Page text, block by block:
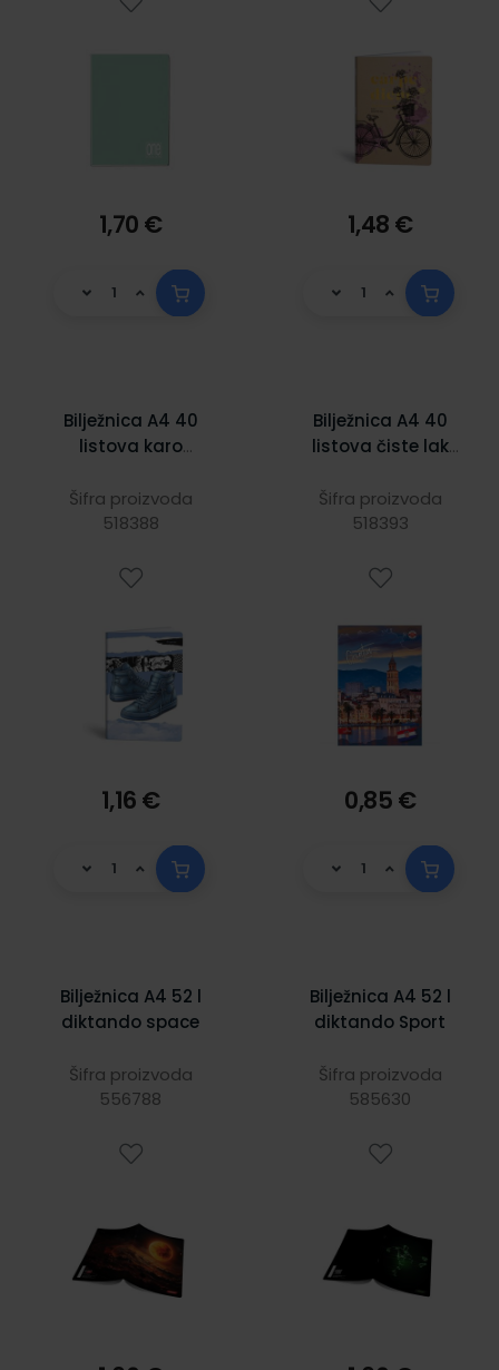
1,70 € 1,48 €
Bilježnica A4 40
listova karo
Šifra proizvoda
518388
1,16 €
Bilježnica A4 40
listova čiste lak
Šifra proizvoda
518393
0,85 €
Bilježnica A4 52 l
diktando space
Šifra proizvoda
556788
Bilježnica A4 52 l
diktando Sport
Šifra proizvoda
585630